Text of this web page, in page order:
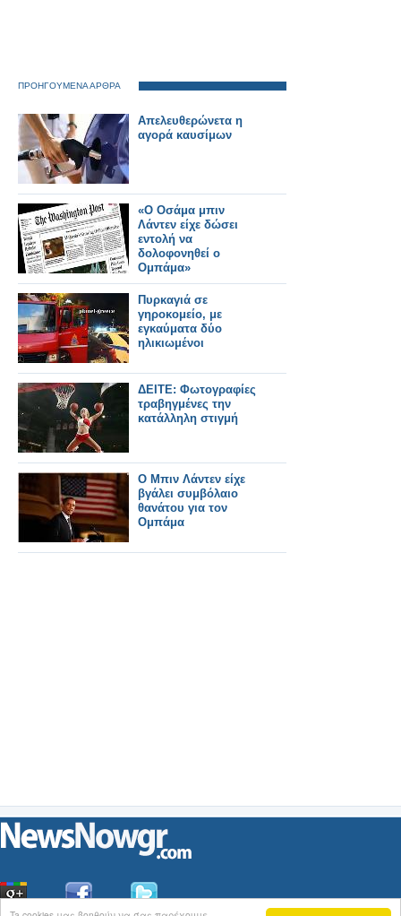
ΠΡΟΗΓΟΥΜΕΝΑ ΑΡΘΡΑ
Απελευθερώνετα η
αγορά καυσίμων
«Ο Οσάμα μπιν
Λάντεν είχε δώσει
εντολή να
δολοφονηθεί ο
Ομπάμα»
Πυρκαγιά σε
γηροκομείο, με
εγκαύματα δύο
ηλικιωμένοι
ΔΕΙΤΕ: Φωτογραφίες
τραβηγμένες την
κατάλληλη στιγμή
Ο Μπιν Λάντεν είχε
βγάλει συμβόλαιο
θανάτου για τον
Ομπάμα